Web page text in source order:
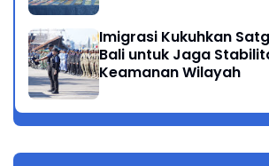
Imigrasi Kukuhkan
Bali untuk Jaga
Keamanan Wilayah